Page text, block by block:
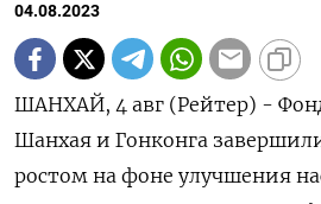
04.08.2023
ШАНХАЙ, 4 авг (Рейтер) -
Шанхая и Гонконга
ростом на фоне улучшения